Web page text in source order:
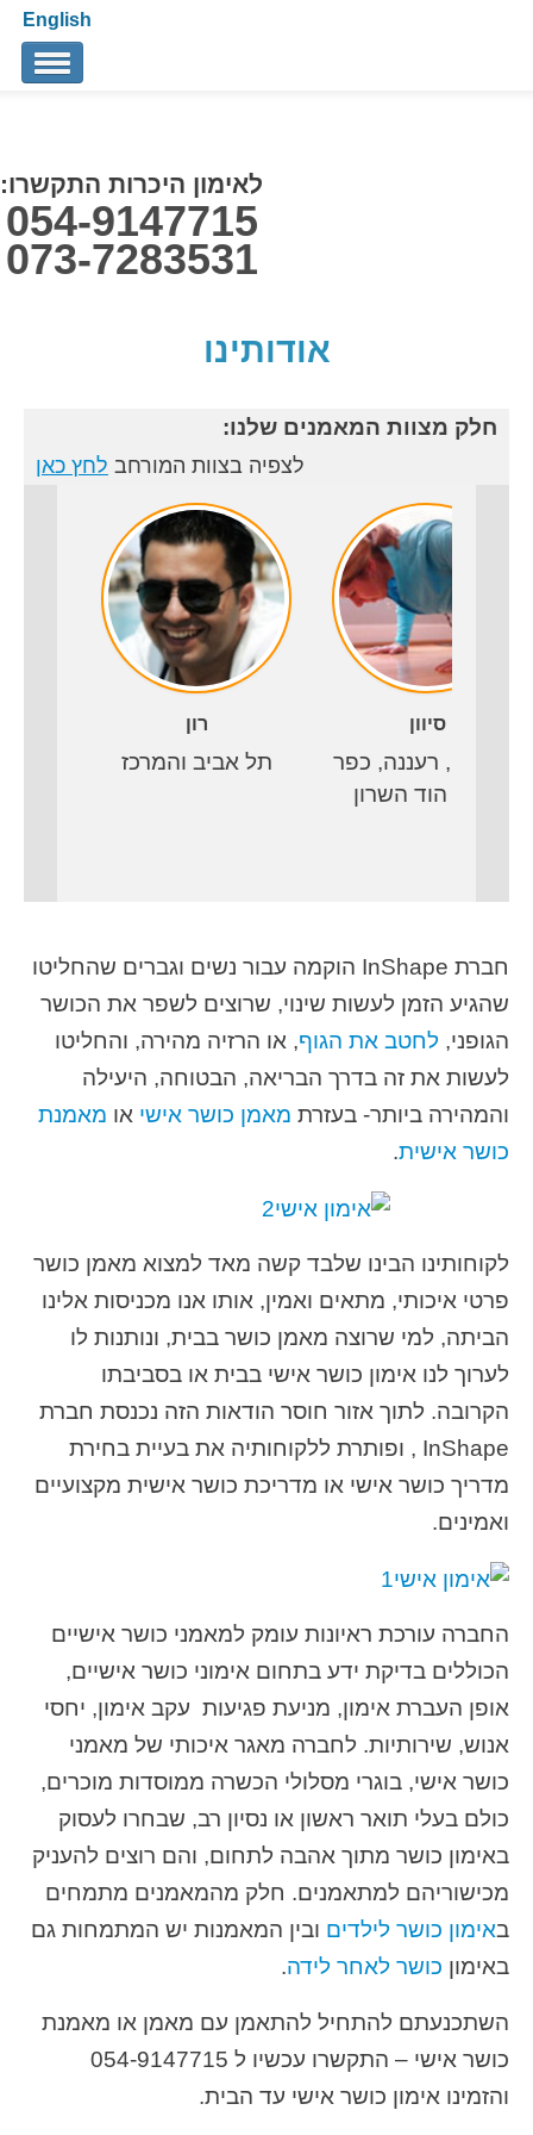
English
לאימון היכרות התקשרו:
054-9147715
073-7283531
אודותינו
חלק מצוות המאמנים שלנו:
לצפיה בצוות המורחב לחץ כאן
רון
תל אביב והמרכז
סיוון
הרצליה, רעננה, כפר
סבא, הוד השרון
חברת InShape הוקמה עבור נשים וגברים שהחליטו
שהגיע הזמן לעשות שינוי, שרוצים לשפר את הכושר
הגופני, לחטב את הגוף, או הרזיה מהירה, והחליטו
לעשות את זה בדרך הבריאה, הבטוחה, היעילה
והמהירה ביותר- בעזרת מאמן כושר אישי או מאמנת
כושר אישית.
לקוחותינו הבינו שלבד קשה מאד למצוא מאמן כושר
פרטי איכותי, מתאים ואמין, אותו אנו מכניסות אלינו
הביתה, למי שרוצה מאמן כושר בבית, ונותנות לו
לערוך לנו אימון כושר אישי בבית או בסביבתו
הקרובה. לתוך אזור חוסר הודאות הזה נכנסת חברת
InShape , ופותרת ללקוחותיה את בעיית בחירת
מדריך כושר אישי או מדריכת כושר אישית מקצועיים
ואמינים.
החברה עורכת ראיונות עומק למאמני כושר אישיים
הכוללים בדיקת ידע בתחום אימוני כושר אישיים,
אופן העברת אימון, מניעת פגיעות עקב אימון, יחסי
אנוש, שירותיות. לחברה מאגר איכותי של מאמני
כושר אישי, בוגרי מסלולי הכשרה ממוסדות מוכרים,
כולם בעלי תואר ראשון או נסיון רב, שבחרו לעסוק
באימון כושר מתוך אהבה לתחום, והם רוצים להעניק
מכישוריהם למתאמנים. חלק מהמאמנים מתמחים
באימון כושר לילדים ובין המאמנות יש המתמחות גם
באימון כושר לאחר לידה.
השתכנעתם להתחיל להתאמן עם מאמן או מאמנת
כושר אישי – התקשרו עכשיו ל 054-9147715
והזמינו אימון כושר אישי עד הבית.